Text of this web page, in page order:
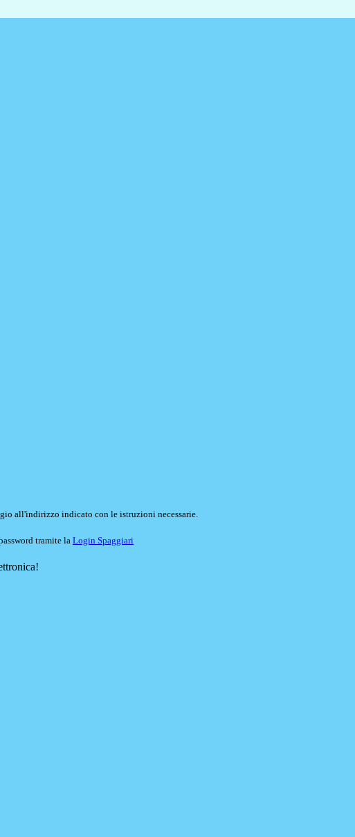
all'indirizzo indicato con le istruzioni necessarie.
tramite la Login Spaggiari